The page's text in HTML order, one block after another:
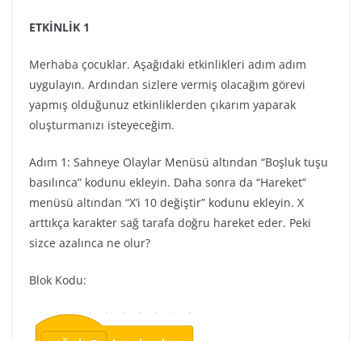
ETKİNLİK 1
Merhaba çocuklar. Aşağıdaki etkinlikleri adım adım
uygulayın. Ardından sizlere vermiş olacağım görevi
yapmış olduğunuz etkinliklerden çıkarım yaparak
oluşturmanızı isteyeceğim.
Adım 1: Sahneye Olaylar Menüsü altından “Boşluk tuşu
basılınca” kodunu ekleyin. Daha sonra da “Hareket”
menüsü altından “X’i 10 değiştir” kodunu ekleyin. X
arttıkça karakter sağ tarafa doğru hareket eder. Peki
sizce azalınca ne olur?
Blok Kodu: